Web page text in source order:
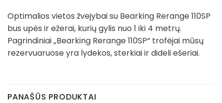
Optimalios vietos žvejybai su Bearking Rerange 110SP
bus upės ir ežerai, kurių gylis nuo 1 iki 4 metrų.
Pagrindiniai „Bearking Rerange 110SP“ trofėjai mūsų
rezervuaruose yra lydekos, sterkiai ir dideli ešeriai.
PANAŠŪS PRODUKTAI